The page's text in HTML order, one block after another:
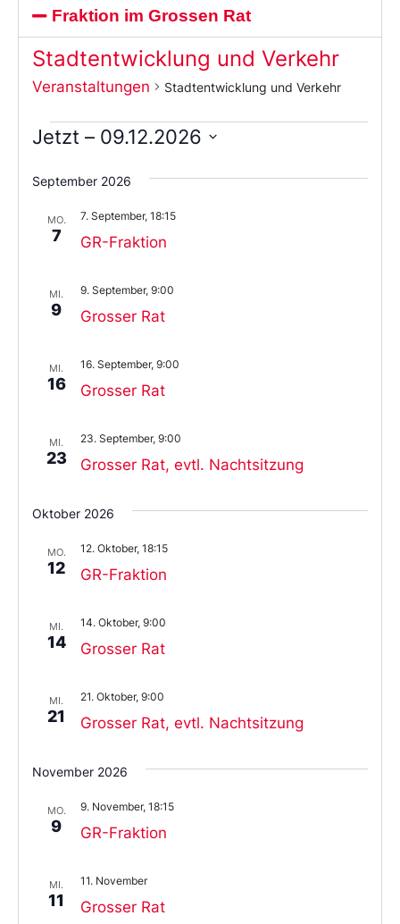
Fraktion im Grossen Rat
Stadtentwicklung und Verkehr
Veranstaltungen Stadtentwicklung und Verkehr
Jetzt – 09.12.2026
Sie
das
aus.
September 2026
MO.
7 GR-Fraktion
7. September, 18:15
MI.
9 Grosser Rat
9. September, 9:00
MI.
16 Grosser Rat
16. September, 9:00
MI.
23 Grosser Rat, evtl. Nachtsitzung
23. September, 9:00
Oktober 2026
MO.
12 GR-Fraktion
12. Oktober, 18:15
MI.
14 Grosser Rat
14. Oktober, 9:00
MI.
21 Grosser Rat, evtl. Nachtsitzung
21. Oktober, 9:00
November 2026
MO.
9 GR-Fraktion
9. November, 18:15
MI.
11 Grosser Rat
11. November